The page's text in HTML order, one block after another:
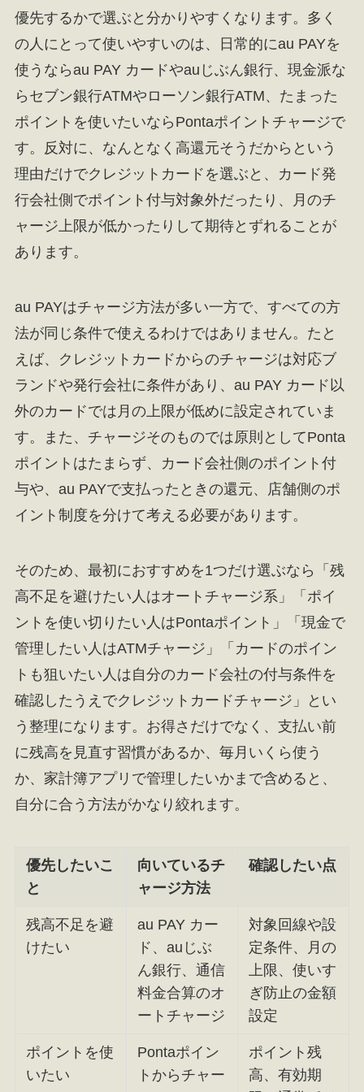
優先するかで選ぶと分かりやすくなります。多く
の人にとって使いやすいのは、日常的にau PAYを
使うならau PAY カードやauじぶん銀行、現金派な
らセブン銀行ATMやローソン銀行ATM、たまった
ポイントを使いたいならPontaポイントチャージで
す。反対に、なんとなく高還元そうだからという
理由だけでクレジットカードを選ぶと、カード発
行会社側でポイント付与対象外だったり、月のチ
ャージ上限が低かったりして期待とずれることが
あります。
au PAYはチャージ方法が多い一方で、すべての方
法が同じ条件で使えるわけではありません。たと
えば、クレジットカードからのチャージは対応ブ
ランドや発行会社に条件があり、au PAY カード以
外のカードでは月の上限が低めに設定されていま
す。また、チャージそのものでは原則としてPonta
ポイントはたまらず、カード会社側のポイント付
与や、au PAYで支払ったときの還元、店舗側のポ
イント制度を分けて考える必要があります。
そのため、最初におすすめを1つだけ選ぶなら「残
高不足を避けたい人はオートチャージ系」「ポイ
ントを使い切りたい人はPontaポイント」「現金で
管理したい人はATMチャージ」「カードのポイン
トも狙いたい人は自分のカード会社の付与条件を
確認したうえでクレジットカードチャージ」とい
う整理になります。お得さだけでなく、支払い前
に残高を見直す習慣があるか、毎月いくら使う
か、家計簿アプリで管理したいかまで含めると、
自分に合う方法がかなり絞れます。
優先したいこ
と
向いているチ
ャージ方法
確認したい点
残高不足を避
けたい
au PAY カー
ド、auじぶ
ん銀行、通信
料金合算のオ
ートチャージ
対象回線や設
定条件、月の
上限、使いす
ぎ防止の金額
設定
ポイントを使
いたい
Pontaポイン
トからチャー
ポイント残
高、有効期